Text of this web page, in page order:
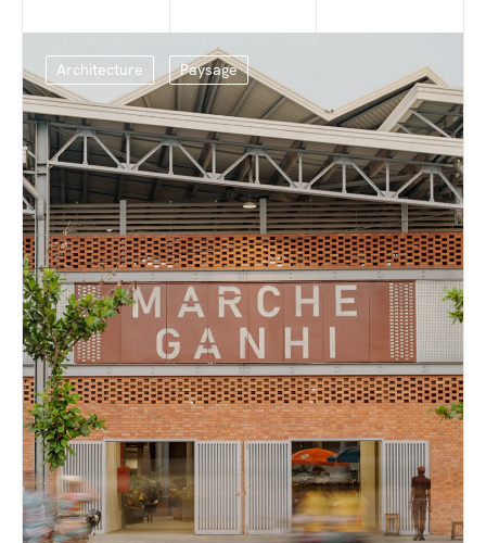
Architecture Paysage